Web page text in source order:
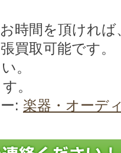
時間を頂ければ
買取可能です。
。
。
: 楽器・オーデ